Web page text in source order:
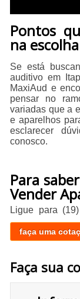
Pontos
na
Se está
auditivo em
MaxiAud e
pensar no
variadas que a
e aparelhos
esclarecer
conosco.
Para
Vender
Ligue para
faça uma
Faça sua